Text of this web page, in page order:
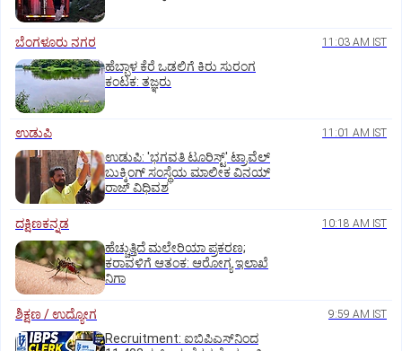
ಬೆಂಗಳೂರು ನಗರ 11:03 AM IST
ಹೆಬ್ಬಾಳ ಕೆರೆ ಒಡಲಿಗೆ ಕಿರು ಸುರಂಗ
ಕಂಟಕ: ತಜ್ಞರು
ಉಡುಪಿ 11:01 AM IST
ಉಡುಪಿ: 'ಭಗವತಿ ಟೂರಿಸ್ಟ್' ಟ್ರಾವೆಲ್
ಬುಕ್ಕಿಂಗ್ ಸಂಸ್ಥೆಯ ಮಾಲೀಕ ವಿನಯ್
ರಾಜ್ ವಿಧಿವಶ
ದಕ್ಷಿಣಕನ್ನಡ 10:18 AM IST
ಹೆಚ್ಚುತ್ತಿದೆ ಮಲೇರಿಯಾ ಪ್ರಕರಣ;
ಕರಾವಳಿಗೆ ಆತಂಕ: ಆರೋಗ್ಯ ಇಲಾಖೆ
ನಿಗಾ
ಶಿಕ್ಷಣ / ಉದ್ಯೋಗ 9:59 AM IST
Recruitment: ಐಬಿಪಿಎಸ್‌ನಿಂದ